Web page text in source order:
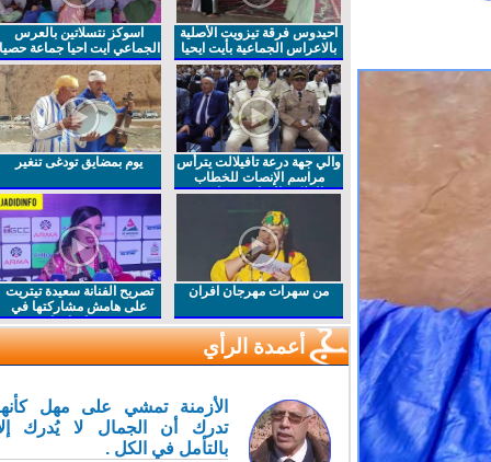
احيدوس فرقة تيزويت الأصلية
بالاعراس الجماعية بأيت ايحيا
اسوكز نتسلاتين بالعرس
الجماعي ايت احيا جماعة حصيا
والي جهة درعة تافيلالت يترأس
مراسم الإنصات للخطاب
الملكي السامي بمناسبة
يوم بمضايق تودغى تنغير
من سهرات مهرجان افران
تصريح الفنانة سعيدة تيتريت
على هامش مشاركتها في
مهرجان افران
أعمدة الرأي
الأزمنة تمشي على مهل كأنها
تدرك أن الجمال لا يُدرك إلا
بالتأمل في الكل .